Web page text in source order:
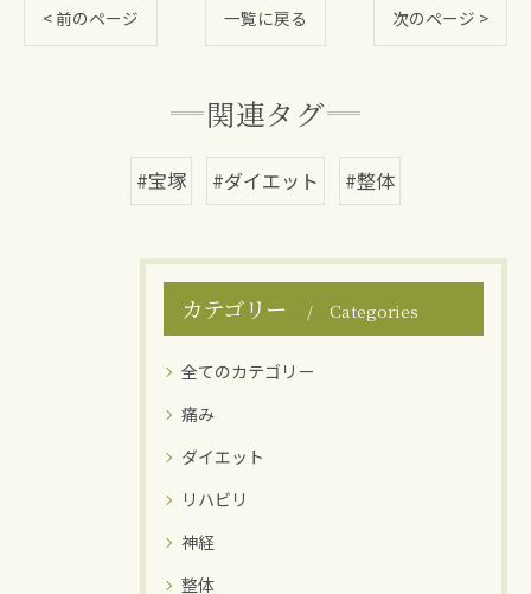
< 前のページ 一覧に戻る 次のページ >
関連タグ
#宝塚 #ダイエット #整体
カテゴリー Categories
全てのカテゴリー
痛み
ダイエット
リハビリ
神経
整体